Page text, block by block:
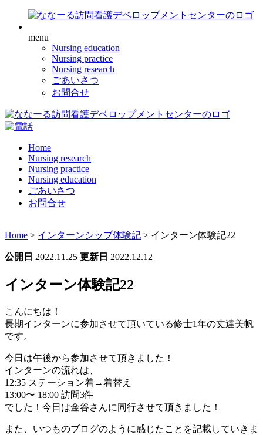
menu
Nursing education
Nursing practice
Nursing research
ごあいさつ
お問合せ
Home
Nursing research
Nursing practice
Nursing education
ごあいさつ
お問合せ
Home > インターンシップ体験記 > インターン体験記22
公開日 2022.11.25 更新日 2022.12.12
インターン体験記22
こんにちは！
長期インターンに参加させて頂いている修士1年の丈達美帆
です。
今日は午後から参加させて頂きました！
インターンの流れは、
12:35 ステーション着→着替え
13:00〜 18:00 訪問3件
でした！今日は金谷さんに同行させて頂きました！
また、いつものブログのように感じたことを記載していきま